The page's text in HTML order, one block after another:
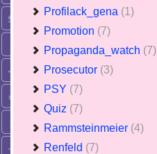
Profilack_gena (1)
Promotion (7)
Propaganda_watch (7)
Prosecutor (3)
PSY (7)
Quiz (7)
Rammsteinmeier (4)
Renfeld (7)